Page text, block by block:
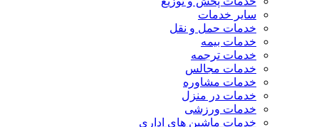
سایر خدمات
خدمات حمل و نقل
خدمات بیمه
خدمات ترجمه
خدمات مجالس
خدمات مشاوره
خدمات در منزل
خدمات ورزشی
خدمات ماشین های اداری